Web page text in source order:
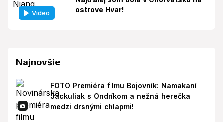
Video
ostrove Hvar!
Najnovšie
FOTO Premiéra filmu Bojovník: Namakaní
Jackuliak s Ondríkom a nežná herečka
medzi drsnými chlapmi!